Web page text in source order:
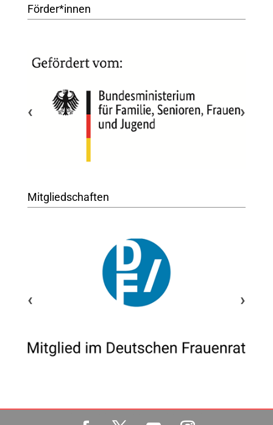
Förder*innen
‹ ›
Mitgliedschaften
‹ ›